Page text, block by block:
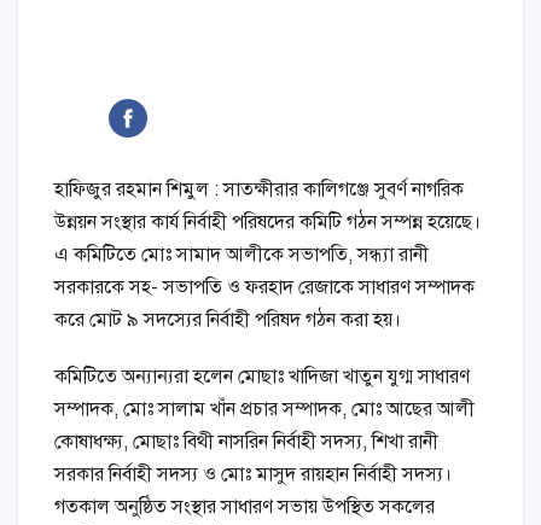
হাফিজুর রহমান শিমুল : সাতক্ষীরার কালিগঞ্জে সুবর্ণ নাগরিক
উন্নয়ন সংস্থার কার্য নির্বাহী পরিষদের কমিটি গঠন সম্পন্ন হয়েছে।
এ কমিটিতে মোঃ সামাদ আলীকে সভাপতি, সন্ধ্যা রানী
সরকারকে সহ- সভাপতি ও ফরহাদ রেজাকে সাধারণ সম্পাদক
করে মোট ৯ সদস্যের নির্বাহী পরিষদ গঠন করা হয়।
কমিটিতে অন্যান্যরা হলেন মোছাঃ খাদিজা খাতুন যুগ্ম সাধারণ
সম্পাদক, মোঃ সালাম খাঁন প্রচার সম্পাদক, মোঃ আছের আলী
কোষাধক্ষ্য, মোছাঃ বিথী নাসরিন নির্বাহী সদস্য, শিখা রানী
সরকার নির্বাহী সদস্য ও মোঃ মাসুদ রায়হান নির্বাহী সদস্য।
গতকাল অনুষ্ঠিত সংস্থার সাধারণ সভায় উপস্থিত সকলের